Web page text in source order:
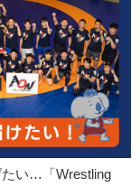
たい…「Wrestling